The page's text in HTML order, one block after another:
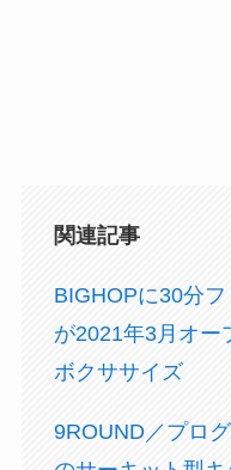
関連記事
BIGHOPに30分フ
が2021年3月オー
ボクササイズ
9ROUND／プロ